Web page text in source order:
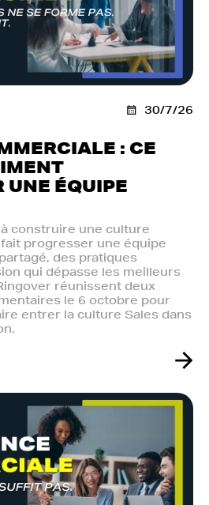
30/7/26
: CE
UNE ÉQUIPE
construire une culture
progresser une équipe
des pratiques
qui dépasse les meilleurs
réunissent deux
le 6 octobre pour
entrer la culture Sales dans